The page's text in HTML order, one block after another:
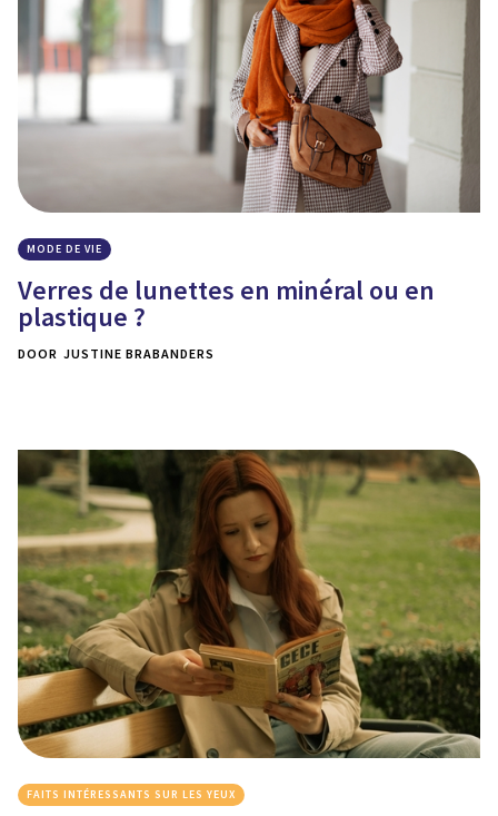
MODE DE VIE
Verres de lunettes en minéral ou en
plastique ?
DOOR JUSTINE BRABANDERS
FAITS INTÉRESSANTS SUR LES YEUX